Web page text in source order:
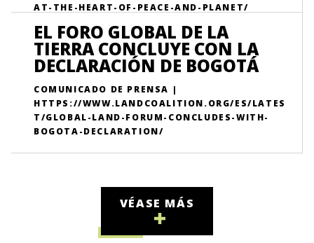
AT-THE-HEART-OF-PEACE-AND-PLANET/
EL FORO GLOBAL DE LA
TIERRA CONCLUYE CON LA
DECLARACIÓN DE BOGOTÁ
COMUNICADO DE PRENSA |
HTTPS://WWW.LANDCOALITION.ORG/ES/LATES
T/GLOBAL-LAND-FORUM-CONCLUDES-WITH-
BOGOTA-DECLARATION/
VÉASE MÁS